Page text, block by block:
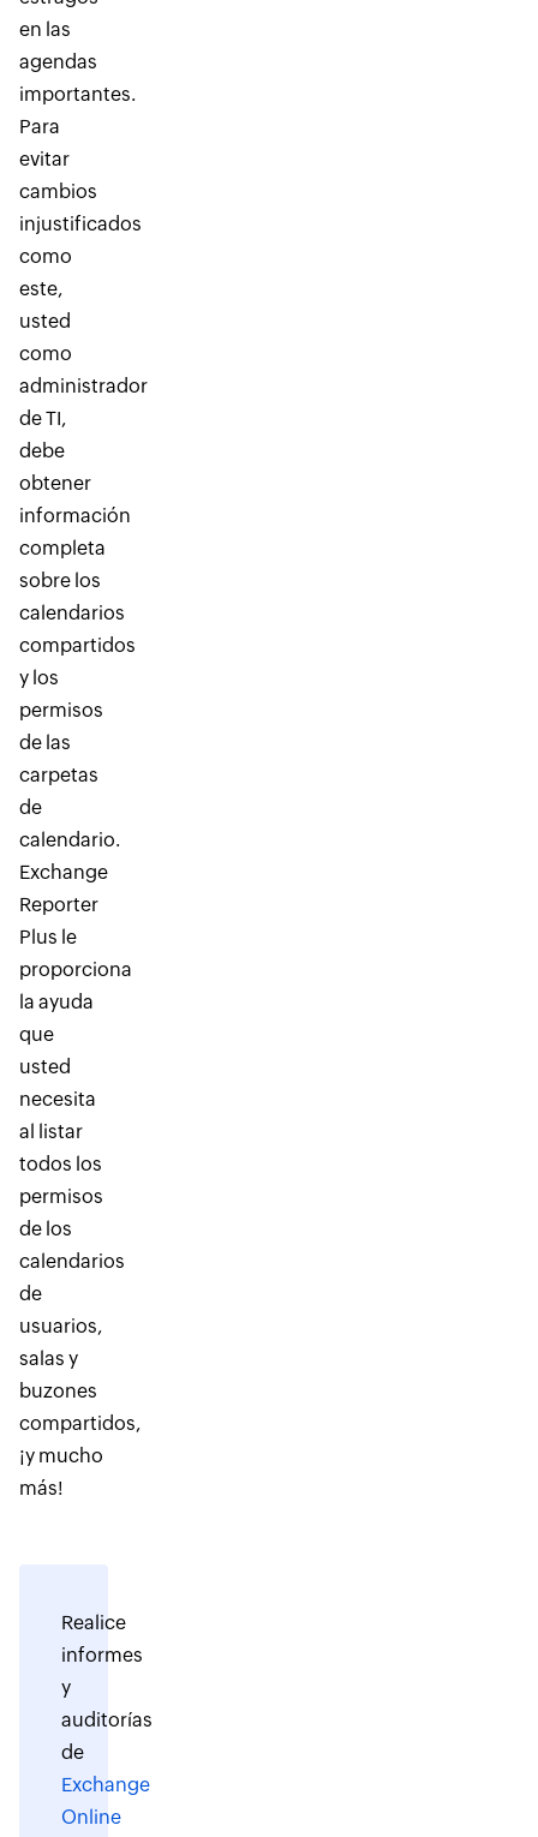
en las
agendas
importantes.
Para
evitar
cambios
injustificados
como
este,
usted
como
administrador
de TI,
debe
obtener
información
completa
sobre los
calendarios
compartidos
y los
permisos
de las
carpetas
de
calendario.
Exchange
Reporter
Plus le
proporciona
la ayuda
que
usted
necesita
al listar
todos los
permisos
de los
calendarios
de
usuarios,
salas y
buzones
compartidos,
¡y mucho
más!
Realice
informes
y
auditorías
de
Exchange
Online